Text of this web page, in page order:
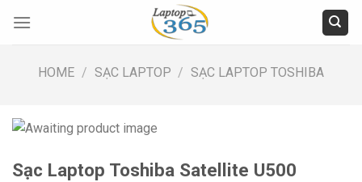
HOME / SẠC LAPTOP / SẠC LAPTOP TOSHIBA
Sạc Laptop Toshiba Satellite U500